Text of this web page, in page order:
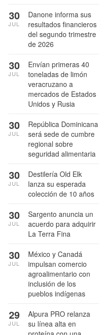
Danone informa sus
resultados financieros
del segundo trimestre
de 2026
30
JUL
Envían primeras 40
toneladas de limón
veracruzano a
mercados de Estados
Unidos y Rusia
30
JUL
República Dominicana
será sede de cumbre
regional sobre
seguridad alimentaria
30
JUL
Destilería Old Elk
lanza su esperada
colección de 10 años
30
JUL
Sargento anuncia un
acuerdo para adquirir
La Terra Fina
30
JUL
México y Canadá
impulsan comercio
agroalimentario con
inclusión de los
pueblos indígenas
30
JUL
Alpura PRO relanza
su línea alta en
29
JUL